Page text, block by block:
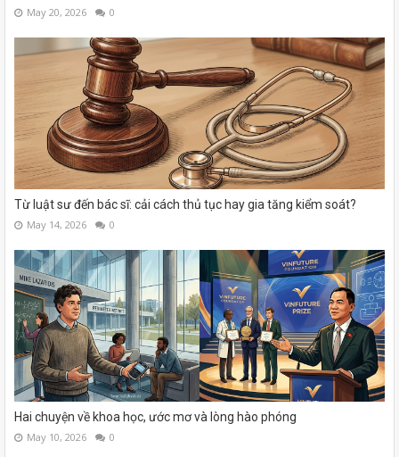
May 20, 2026 0
Từ luật sư đến bác sĩ: cải cách thủ tục hay gia tăng kiểm soát?
May 14, 2026 0
Hai chuyện về khoa học, ước mơ và lòng hào phóng
May 10, 2026 0